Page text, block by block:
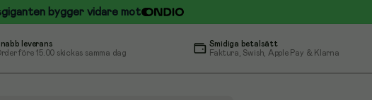
bygger vidare mot
leverans
före 15.00 skickas samma dag
Smidiga betalsätt
Faktura, Swish, Apple Pay & Klarna